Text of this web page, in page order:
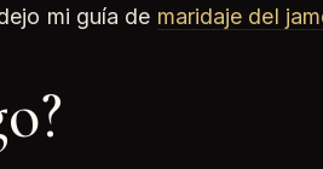
mi guía de maridaje del